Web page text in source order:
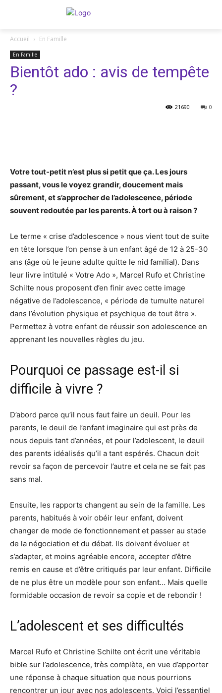
Accueil En Famille
En Famille
Bientôt ado : avis de tempête
?
0
21690
Votre tout-petit n’est plus si petit que ça. Les jours
passant, vous le voyez grandir, doucement mais
sûrement, et s’approcher de l’adolescence, période
souvent redoutée par les parents. À tort ou à raison ?
Le terme « crise d’adolescence » nous vient tout de suite
en tête lorsque l’on pense à un enfant âgé de 12 à 25-30
ans (âge où le jeune adulte quitte le nid familial). Dans
leur livre intitulé « Votre Ado », Marcel Rufo et Christine
Schilte nous proposent d’en finir avec cette image
négative de l’adolescence, « période de tumulte naturel
dans l’évolution physique et psychique de tout être ».
Permettez à votre enfant de réussir son adolescence en
apprenant les nouvelles règles du jeu.
Pourquoi ce passage est-il si
difficile à vivre ?
D’abord parce qu’il nous faut faire un deuil. Pour les
parents, le deuil de l’enfant imaginaire qui est près de
nous depuis tant d’années, et pour l’adolescent, le deuil
des parents idéalisés qu’il a tant espérés. Chacun doit
revoir sa façon de percevoir l’autre et cela ne se fait pas
sans mal.
Ensuite, les rapports changent au sein de la famille. Les
parents, habitués à voir obéir leur enfant, doivent
changer de mode de fonctionnement et passer au stade
de la négociation et du débat. Ils doivent évoluer et
s’adapter, et moins agréable encore, accepter d’être
remis en cause et d’être critiqués par leur enfant. Difficile
de ne plus être un modèle pour son enfant… Mais quelle
formidable occasion de revoir sa copie et de rebondir !
L’adolescent et ses difficultés
Marcel Rufo et Christine Schilte ont écrit une véritable
bible sur l’adolescence, très complète, en vue d’apporter
une réponse à chaque situation que nous pourrions
rencontrer un jour avec nos adolescents. Voici l’essentiel